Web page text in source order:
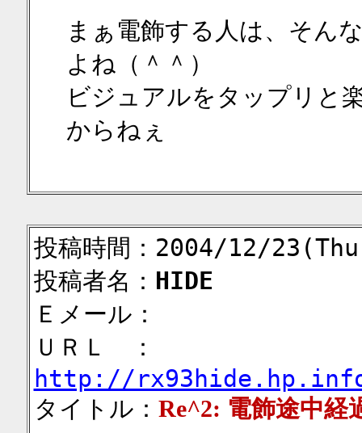
まぁ電飾する人は、そん
よね（＾＾）
ビジュアルをタップリと
からねぇ
投稿時間：2004/12/
投稿者名： HIDE
Ｅメール：
ＵＲＬ ：
http://
タイトル： Re^2: 電飾途中経